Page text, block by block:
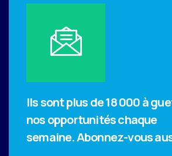
Ils sont plus de 18 000 à
nos opportunités chaque
semaine.Abonnez-vous